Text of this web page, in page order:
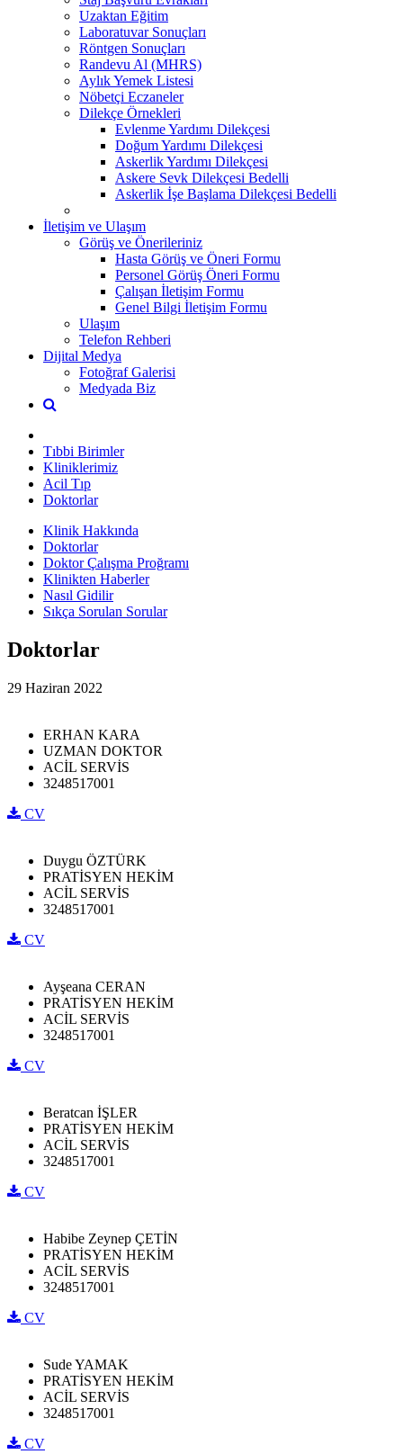
Uzaktan Eğitim
Laboratuvar Sonuçları
Röntgen Sonuçları
Randevu Al (MHRS)
Aylık Yemek Listesi
Nöbetçi Eczaneler
Dilekçe Örnekleri
Evlenme Yardımı Dilekçesi
Doğum Yardımı Dilekçesi
Askerlik Yardımı Dilekçesi
Askere Sevk Dilekçesi Bedelli
Askerlik İşe Başlama Dilekçesi Bedelli
İletişim ve Ulaşım
Görüş ve Önerileriniz
Hasta Görüş ve Öneri Formu
Personel Görüş Öneri Formu
Çalışan İletişim Formu
Genel Bilgi İletişim Formu
Ulaşım
Telefon Rehberi
Dijital Medya
Fotoğraf Galerisi
Medyada Biz
Tıbbi Birimler
Kliniklerimiz
Acil Tıp
Doktorlar
Klinik Hakkında
Doktorlar
Doktor Çalışma Proğramı
Klinikten Haberler
Nasıl Gidilir
Sıkça Sorulan Sorular
Doktorlar
29 Haziran 2022
ERHAN KARA
UZMAN DOKTOR
ACİL SERVİS
3248517001
CV
Duygu ÖZTÜRK
PRATİSYEN HEKİM
ACİL SERVİS
3248517001
CV
Ayşeana CERAN
PRATİSYEN HEKİM
ACİL SERVİS
3248517001
CV
Beratcan İŞLER
PRATİSYEN HEKİM
ACİL SERVİS
3248517001
CV
Habibe Zeynep ÇETİN
PRATİSYEN HEKİM
ACİL SERVİS
3248517001
CV
Sude YAMAK
PRATİSYEN HEKİM
ACİL SERVİS
3248517001
CV